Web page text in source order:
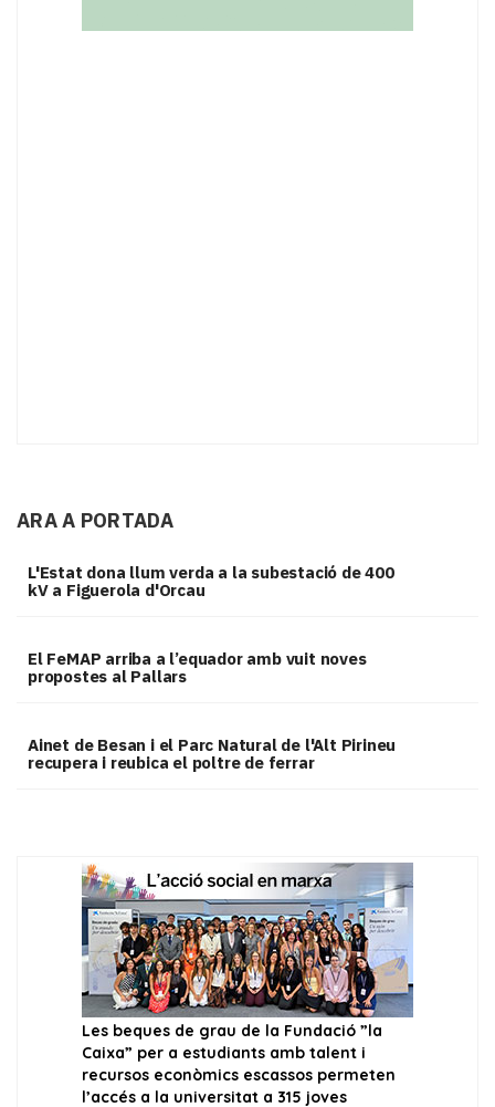
ARA A PORTADA
L'Estat dona llum verda a la subestació de 400
kV a Figuerola d'Orcau
El FeMAP arriba a l’equador amb vuit noves
propostes al Pallars
Ainet de Besan i el Parc Natural de l'Alt Pirineu
recupera i reubica el poltre de ferrar